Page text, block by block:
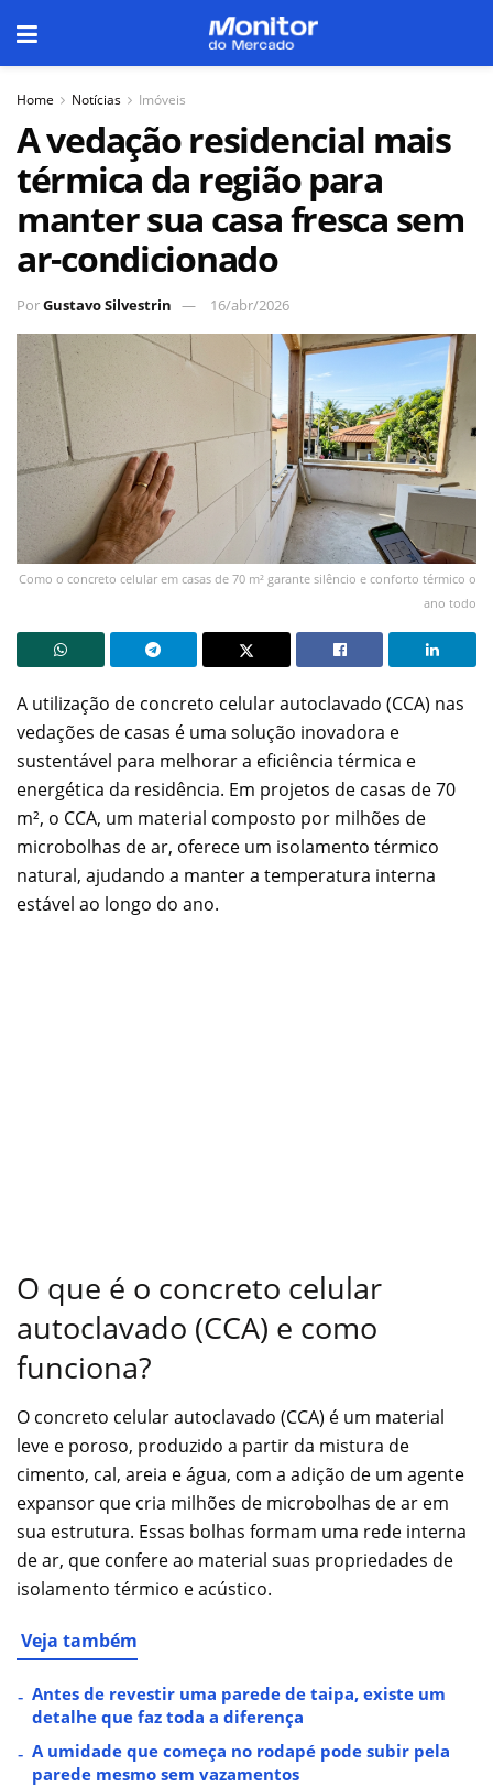
Home Notícias Imóveis
A vedação residencial mais
térmica da região para
manter sua casa fresca sem
ar-condicionado
PorGustavo Silvestrin 16/abr/2026
Como o concreto celular em casas de 70 m² garante silêncio e conforto térmico o
ano todo
A utilização de concreto celular autoclavado (CCA) nas
vedações de casas é uma solução inovadora e
sustentável para melhorar a eficiência térmica e
energética da residência. Em projetos de casas de 70
m², o CCA, um material composto por milhões de
microbolhas de ar, oferece um isolamento térmico
natural, ajudando a manter a temperatura interna
estável ao longo do ano.
O que é o concreto celular
autoclavado (CCA) e como
funciona?
O concreto celular autoclavado (CCA) é um material
leve e poroso, produzido a partir da mistura de
cimento, cal, areia e água, com a adição de um agente
expansor que cria milhões de microbolhas de ar em
sua estrutura. Essas bolhas formam uma rede interna
de ar, que confere ao material suas propriedades de
isolamento térmico e acústico.
Veja também
Antes de revestir uma parede de taipa, existe um
detalhe que faz toda a diferença
A umidade que começa no rodapé pode subir pela
parede mesmo sem vazamentos